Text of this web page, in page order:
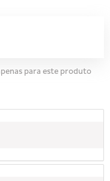
para este produto